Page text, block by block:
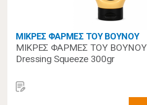
ΜΙΚΡΕΣ ΦΑΡΜΕΣ ΤΟΥ ΒΟΥΝΟΥ
ΜΙΚΡΕΣ ΦΑΡΜΕΣ ΤΟΥ ΒΟΥΝΟΥ
Dressing Squeeze 300gr